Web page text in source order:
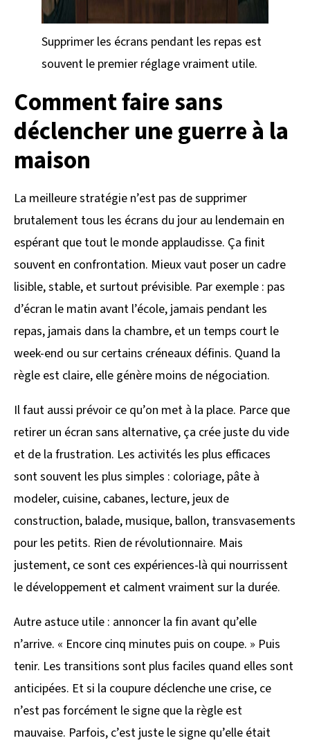
Supprimer les écrans pendant les repas est
souvent le premier réglage vraiment utile.
Comment faire sans
déclencher une guerre à la
maison
La meilleure stratégie n’est pas de supprimer
brutalement tous les écrans du jour au lendemain en
espérant que tout le monde applaudisse. Ça finit
souvent en confrontation. Mieux vaut poser un cadre
lisible, stable, et surtout prévisible. Par exemple : pas
d’écran le matin avant l’école, jamais pendant les
repas, jamais dans la chambre, et un temps court le
week-end ou sur certains créneaux définis. Quand la
règle est claire, elle génère moins de négociation.
Il faut aussi prévoir ce qu’on met à la place. Parce que
retirer un écran sans alternative, ça crée juste du vide
et de la frustration. Les activités les plus efficaces
sont souvent les plus simples : coloriage, pâte à
modeler, cuisine, cabanes, lecture, jeux de
construction, balade, musique, ballon, transvasements
pour les petits. Rien de révolutionnaire. Mais
justement, ce sont ces expériences-là qui nourrissent
le développement et calment vraiment sur la durée.
Autre astuce utile : annoncer la fin avant qu’elle
n’arrive. « Encore cinq minutes puis on coupe. » Puis
tenir. Les transitions sont plus faciles quand elles sont
anticipées. Et si la coupure déclenche une crise, ce
n’est pas forcément le signe que la règle est
mauvaise. Parfois, c’est juste le signe qu’elle était